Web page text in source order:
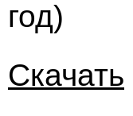
год)
Скачать